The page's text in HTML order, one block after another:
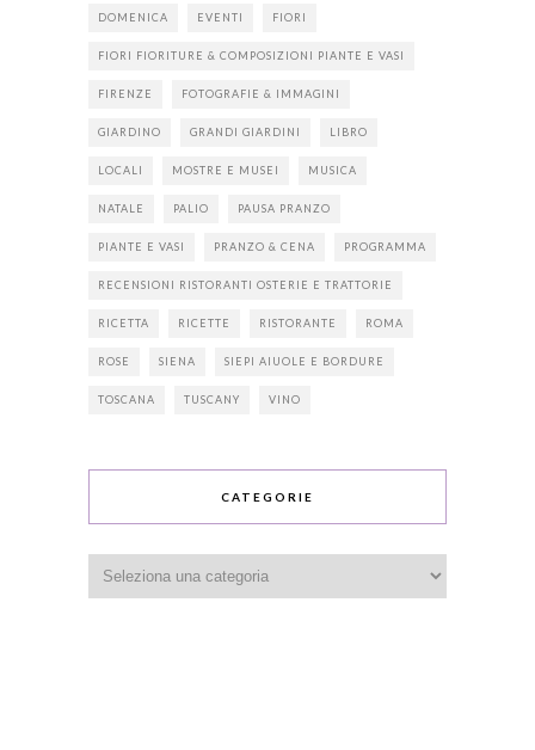
DOMENICA EVENTI FIORI
FIORI FIORITURE & COMPOSIZIONI PIANTE E VASI
FIRENZE FOTOGRAFIE & IMMAGINI
GIARDINO GRANDI GIARDINI LIBRO
LOCALI MOSTRE E MUSEI MUSICA
NATALE PALIO PAUSA PRANZO
PIANTE E VASI PRANZO & CENA PROGRAMMA
RECENSIONI RISTORANTI OSTERIE E TRATTORIE
RICETTA RICETTE RISTORANTE ROMA
ROSE SIENA SIEPI AIUOLE E BORDURE
TOSCANA TUSCANY VINO
CATEGORIE